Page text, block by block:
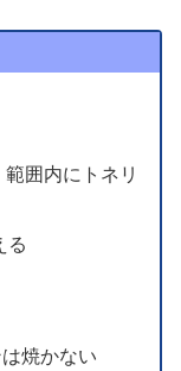
囲内にトネリ
る
焼かない